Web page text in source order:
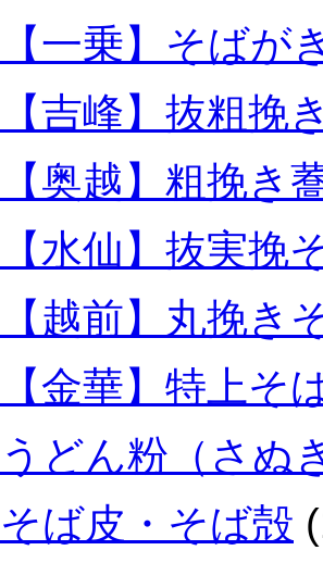
【一乗】そばが
【吉峰】抜粗挽
【奥越】粗挽き
【水仙】抜実挽
【越前】丸挽き
【金華】特上そ
うどん粉（さぬ
そば皮・そば殻